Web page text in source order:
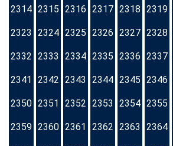
2314 2315 2316 2317 2318 2319
2323 2324 2325 2326 2327 2328
2332 2333 2334 2335 2336 2337
2341 2342 2343 2344 2345 2346
2350 2351 2352 2353 2354 2355
2359 2360 2361 2362 2363 2364